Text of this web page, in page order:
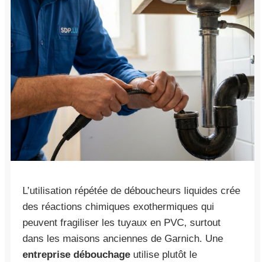
L’utilisation répétée de déboucheurs liquides crée
des réactions chimiques exothermiques qui
peuvent fragiliser les tuyaux en PVC, surtout
dans les maisons anciennes de Garnich. Une
entreprise débouchage utilise plutôt le